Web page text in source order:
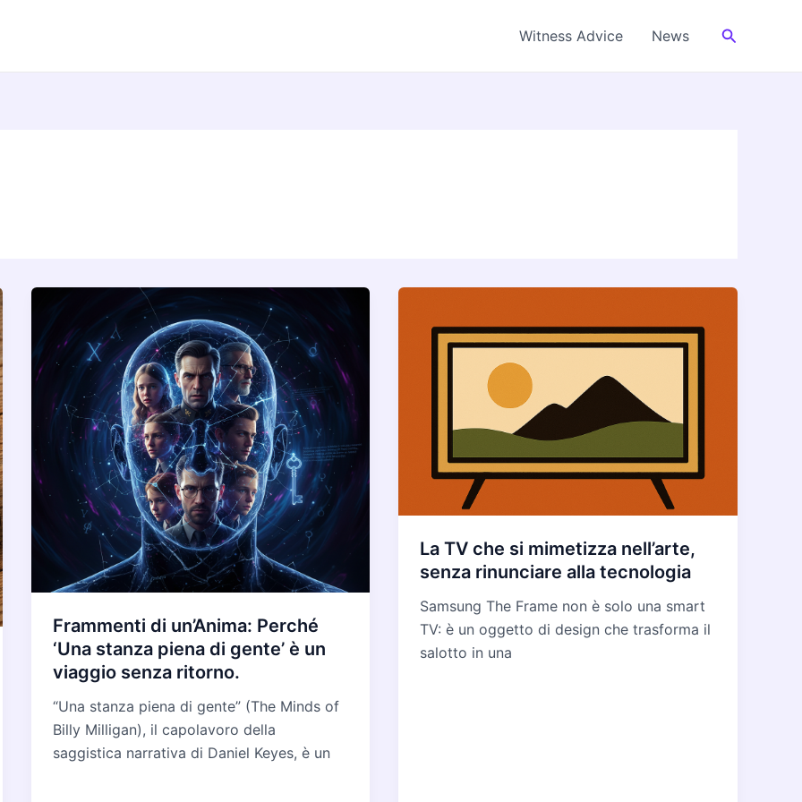
Witness Advice News Cerca
Frammenti di un’Anima: Perché
‘Una stanza piena di gente’ è un
viaggio senza ritorno.
“Una stanza piena di gente” (The Minds of
Billy Milligan), il capolavoro della
saggistica narrativa di Daniel Keyes, è un
La TV che si mimetizza nell’arte,
senza rinunciare alla tecnologia
Samsung The Frame non è solo una smart
TV: è un oggetto di design che trasforma il
salotto in una